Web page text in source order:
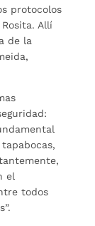
protocolos
Allí
de la
el
todos